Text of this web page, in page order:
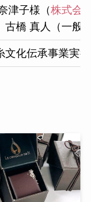
津子様（株式会
橋 真人（一般
文化伝承事業実